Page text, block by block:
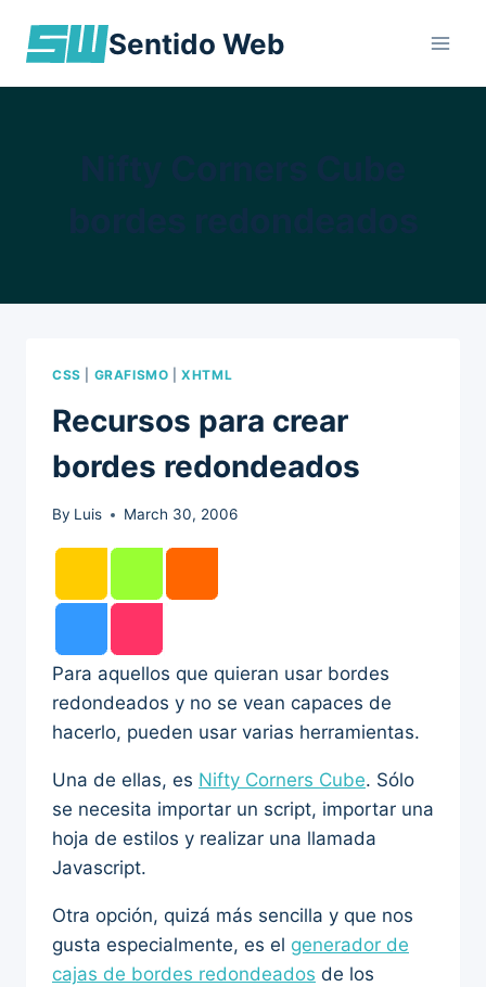
Sentido Web
CSS GRAFISMO |XHTML
Recursos para crear
bordes redondeados
By Luis March 30, 2006
Para aquellos que quieran usar bordes
redondeados y no se vean capaces de
hacerlo, pueden usar varias herramientas.
Una de ellas, es Nifty Corners Cube. Sólo
se necesita importar un script, importar una
hoja de estilos y realizar una llamada
Javascript.
Otra opción, quizá más sencilla y que nos
gusta especialmente, es el generador de
cajas de bordes redondeados de los